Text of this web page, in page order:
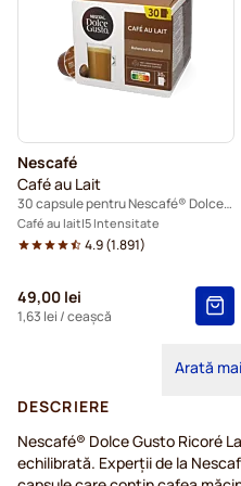
Nescafé
Café au Lait
30 capsule pentru Nescafé® Dolce Gusto
Café au lait 5 Intensitate
4.9(1.891)
49,00 lei
1,63 lei / ceașcă
Arată
DESCRIERE
Nescafé® Dolce Gusto Ricoré
echilibrată. Experții de la